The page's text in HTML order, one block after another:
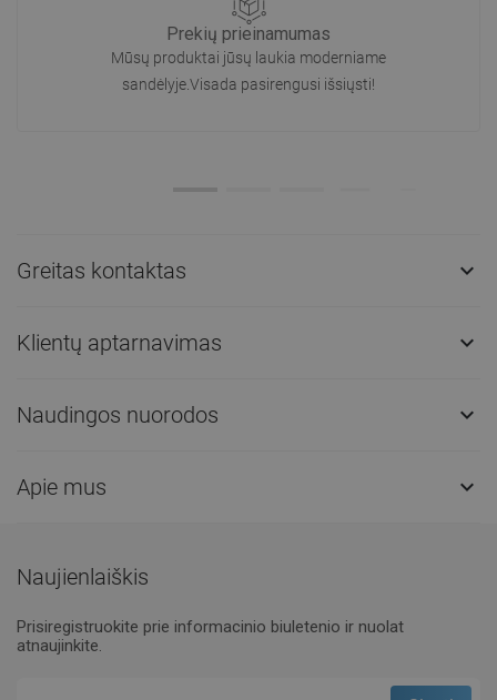
Prekių prieinamumas
Mūsų produktai jūsų laukia moderniame
sandėlyje.Visada pasirengusi išsiųsti!
Greitas kontaktas 
Klientų aptarnavimas 
Naudingos nuorodos 
Apie mus 
Naujienlaiškis
Prisiregistruokite prie informacinio biuletenio ir nuolat
atnaujinkite.